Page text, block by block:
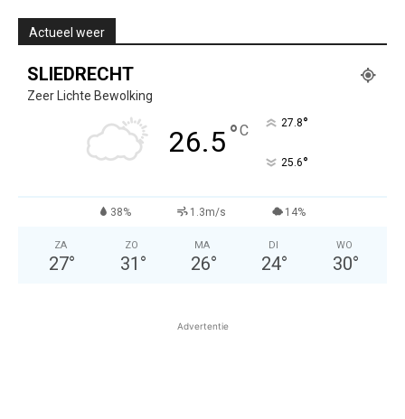
Actueel weer
SLIEDRECHT
Zeer Lichte Bewolking
26.5°C 27.8°
25.6°
38% 1.3m/s 14%
ZA
27°
ZO
31 °
MA
26°
DI
24°
WO
30°
Advertentie